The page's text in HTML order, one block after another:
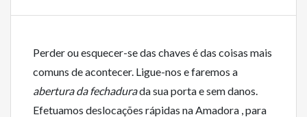
Perder ou esquecer-se das chaves é das coisas mais
comuns de acontecer. Ligue-nos e faremos a
abertura da fechadurada sua porta e sem danos.
Efetuamos deslocações rápidas na Amadora , para